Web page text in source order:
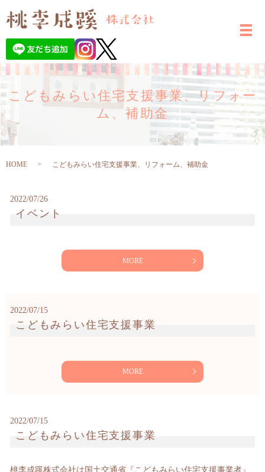
こどもみらい住宅支援事業、リフォー
ム、補助金
HOME こどもみらい住宅支援事業、リフォーム、補助金
2022/07/26
イベント
MORE
2022/07/15
こどもみらい住宅支援事業
MORE
2022/07/15
こどもみらい住宅支援事業
桃李成蹊株式会社は国土交通省『こどもみらい住宅支援事業者』